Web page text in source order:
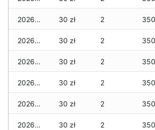
2026-03-22 30 zł 2
2026-03-21 30 zł 2
2026-03-20 30 zł 2
2026-03-19 30 zł 2
2026-03-18 30 zł 2
2026-03-17 30 zł 2